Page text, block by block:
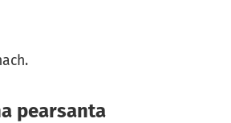
pearsanta